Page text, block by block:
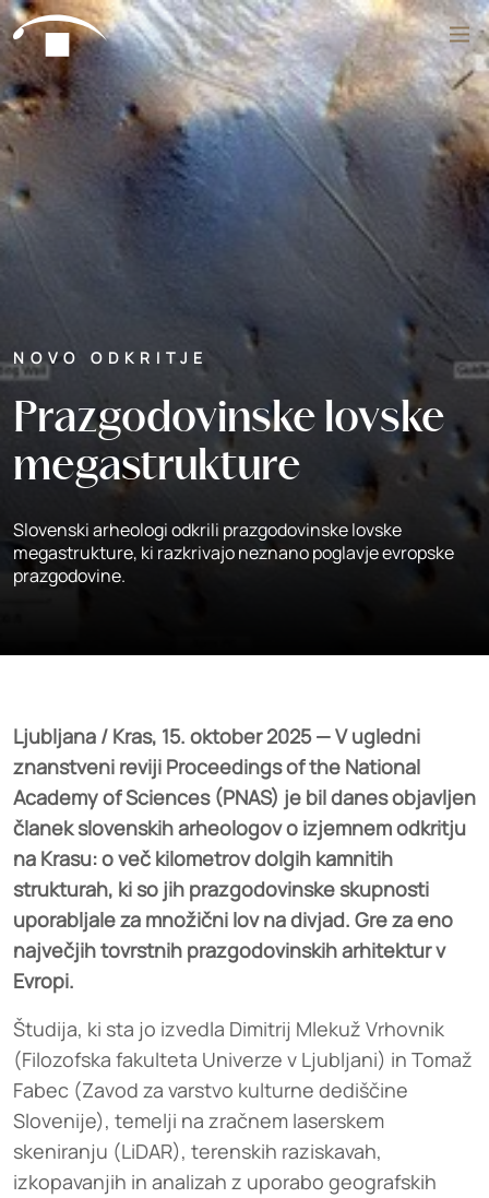
Preskoči na vsebino
Išči
NOVO ODKRITJE
Prazgodovinske lovske
megastrukture
Slovenski arheologi odkrili prazgodovinske lovske
megastrukture, ki razkrivajo neznano poglavje evropske
prazgodovine.
Ljubljana / Kras, 15. oktober 2025 — V ugledni
znanstveni reviji Proceedings of the National
Academy of Sciences (PNAS) je bil danes objavljen
članek slovenskih arheologov o izjemnem odkritju
na Krasu: o več kilometrov dolgih kamnitih
strukturah, ki so jih prazgodovinske skupnosti
uporabljale za množični lov na divjad. Gre za eno
največjih tovrstnih prazgodovinskih arhitektur v
Evropi.
Študija, ki sta jo izvedla Dimitrij Mlekuž Vrhovnik
(Filozofska fakulteta Univerze v Ljubljani) in Tomaž
Fabec (Zavod za varstvo kulturne dediščine
Slovenije), temelji na zračnem laserskem
skeniranju (LiDAR), terenskih raziskavah,
izkopavanjih in analizah z uporabo geografskih